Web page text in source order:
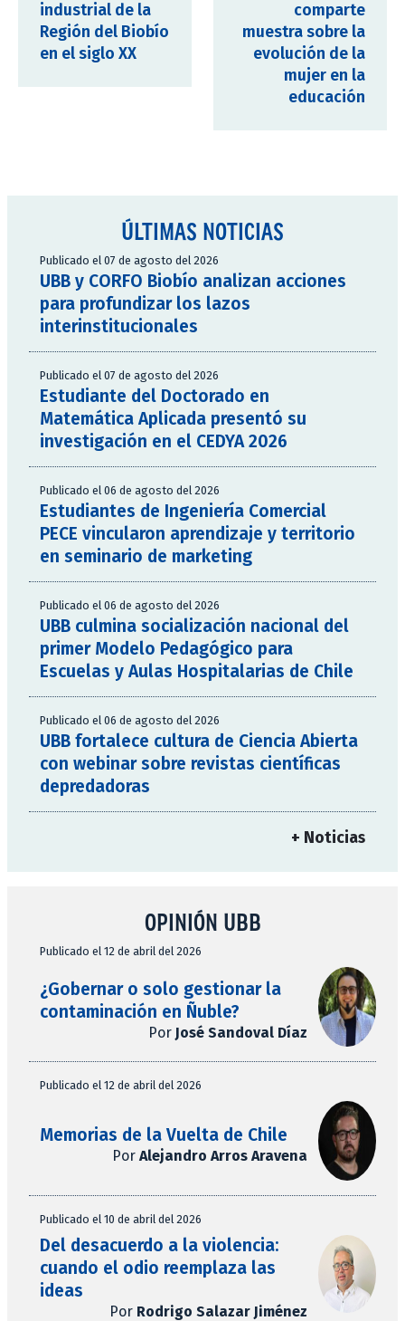
industrial de la
Región del Biobío
en el siglo XX
comparte
muestra sobre la
evolución de la
mujer en la
educación
ÚLTIMAS NOTICIAS
Publicado el 07 de agosto del 2026
UBB y CORFO Biobío analizan acciones
para profundizar los lazos
interinstitucionales
Publicado el 07 de agosto del 2026
Estudiante del Doctorado en
Matemática Aplicada presentó su
investigación en el CEDYA 2026
Publicado el 06 de agosto del 2026
Estudiantes de Ingeniería Comercial
PECE vincularon aprendizaje y territorio
en seminario de marketing
Publicado el 06 de agosto del 2026
UBB culmina socialización nacional del
primer Modelo Pedagógico para
Escuelas y Aulas Hospitalarias de Chile
Publicado el 06 de agosto del 2026
UBB fortalece cultura de Ciencia Abierta
con webinar sobre revistas científicas
depredadoras
+ Noticias
OPINIÓN UBB
Publicado el 12 de abril del 2026
¿Gobernar o solo gestionar la
contaminación en Ñuble?
Por José Sandoval Díaz
Publicado el 12 de abril del 2026
Memorias de la Vuelta de Chile
Por Alejandro Arros Aravena
Publicado el 10 de abril del 2026
Del desacuerdo a la violencia:
cuando el odio reemplaza las
ideas
Por Rodrigo Salazar Jiménez